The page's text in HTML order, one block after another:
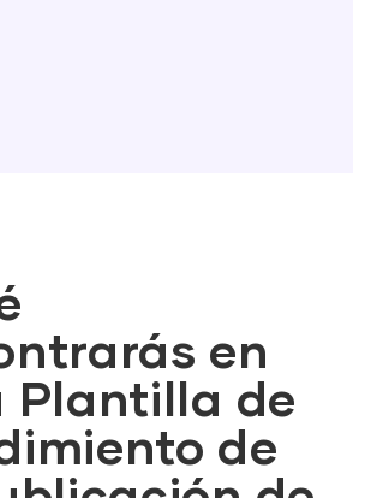
en
Plantilla de
de